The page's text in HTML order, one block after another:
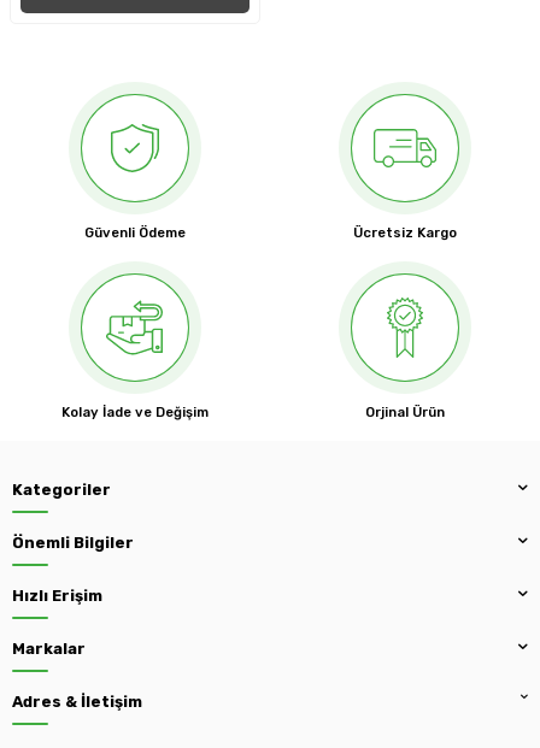
Güvenli Ödeme Ücretsiz Kargo
Kolay İade ve Değişim Orjinal Ürün
Kategoriler
Önemli Bilgiler
Hızlı Erişim
Markalar
Adres & İletişim